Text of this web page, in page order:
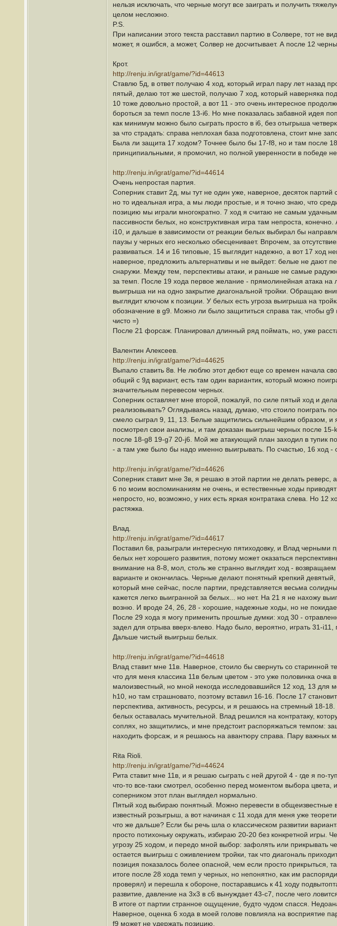
нельзя исключать, что черные могут все заиграть и получить
целом несложно.
P.S.
При написании этого текста расставил партию в Солвере, тот не
может, я ошибся, а может, Солвер не досчитывает. А после 12
Крот.
http://renju.in/igrat/game/?id=44613
Ставлю 5д, в ответ получаю 4 ход, который играл пару лет назад
пятый, делаю тот же шестой, получаю 7 ход, который наверняка
10 тоже довольно простой, а вот 11 - это очень интересное
бороться за темп после 13-i6. Но мне показалась забавной идея
как минимум можно было сыграть просто в i6, без отыгрыша
за что страдать: справа неплохая база подготовлена, стоит мне
Была ли защита 17 ходом? Точнее было бы 17-f8, но и там после
принципиальными, я промочил, но полной уверенности в победе
http://renju.in/igrat/game/?id=44614
Очень непростая партия.
Соперник ставит 2д, мы тут не один уже, наверное, десяток
но то идеальная игра, а мы люди простые, и я точно знаю, что
позицию мы играли многократно. 7 ход я считаю не самым
пассивности белых, но конструктивная игра там непроста,
i10, и дальше в зависимости от реакции белых выбирал бы
паузы у черных его несколько обесценивает. Впрочем, за
развиваться. 14 и 16 типовые, 15 выглядит надежно, а вот 17 ход
наверное, предложить альтернативы и не выйдет: белые не дают
снаружи. Между тем, перспективы атаки, и раньше не самые
за темп. После 19 хода первое желание - прямолинейная атака
выигрыша ни на одно закрытие диагональной тройки. Обращаю
выглядит ключом к позиции. У белых есть угроза выигрыша на
обозначение в g9. Можно ли было защититься справа так, чтобы
чисто =)
После 21 форсаж. Планировал длинный ряд поймать, но, уже
Валентин Алексеев.
http://renju.in/igrat/game/?id=44625
Выпало ставить 8в. Не люблю этот дебют еще со времен начала
общий с 9д вариант, есть там один вариантик, который можно
значительным перевесом черных.
Соперник оставляет мне второй, пожалуй, по силе пятый ход и
реализовывать? Оглядываясь назад, думаю, что стоило поиграть
смело сыграл 9, 11, 13. Белые защитились сильнейшим образом, и
посмотрел свои анализы, и там доказан выигрыш черных после
после 18-g8 19-g7 20-j6. Мой же атакующий план заходил в тупик
- а там уже было бы надо именно выигрывать. По счастью, 16 ход
http://renju.in/igrat/game/?id=44626
Соперник ставит мне 3в, я решаю в этой партии не делать реверс,
6 по моим воспоминаниям не очень, и естественные ходы
непросто, но, возможно, у них есть яркая контратака слева. Но
растяжка.
Влад.
http://renju.in/igrat/game/?id=44617
Поставил 6в, разыграли интересную пятиходовку, и Влад черными
белых нет хорошего развития, потому может оказаться
внимание на 8-8, мол, столь же странно выглядит ход -
варианте и окончилась. Черные делают понятный крепкий
который мне сейчас, после партии, представляется весьма
кажется легко выигранной за белых... но нет. На 21 я не нахожу
возню. И вроде 24, 26, 28 - хорошие, надежные ходы, но не
После 29 хода я могу применить прошлые думки: ход 30 -
задел для отрыва вверх-влево. Надо было, вероятно, играть 31-
Дальше чистый выигрыш белых.
http://renju.in/igrat/game/?id=44618
Влад ставит мне 11в. Наверное, стоило бы свернуть со
что для меня классика 11в белым цветом - это уже половинка
малоизвестный, но мной некогда исследовавшийся 12 ход, 13
h10, но там страшновато, поэтому вставил 16-16. После 17
перспектива, активность, ресурсы, и я решаюсь на стремный 18-
белых оставалась мучительной. Влад решился на контратаку,
соплях, но защитились, и мне предстоит распоряжаться темпом:
находить форсаж, и я решаюсь на авантюру справа. Пару важных
Rita Rioli.
http://renju.in/igrat/game/?id=44624
Рита ставит мне 11в, и я решаю сыграть с ней другой 4 - где я по-
что-то все-таки смотрел, особенно перед моментом выбора
соперником этот план выглядел нормально.
Пятый ход выбираю понятный. Можно перевести в общеизвестные
известный розыгрыш, а вот начиная с 11 хода для меня уже
что же дальше? Если бы речь шла о классическом развитии
просто потихоньку окружать, избираю 20-20 без конкретной
угрозу 25 ходом, и передо мной выбор: зафолять или прикрывать
остается выигрыш с оживлением тройки, так что диагональ
позиция показалось более опасной, чем если просто прикрыться,
итоге после 28 хода темп у черных, но непонятно, как им
проверял) и перешла к обороне, постаравшись к 41 ходу
развитие, давление на 3х3 в c6 вынуждает 43-c7, после чего
В итоге от партии странное ощущение, будто чудом спасся.
Наверное, оценка 6 хода в моей голове повлияла на восприятие
f9 может не удержать позицию.